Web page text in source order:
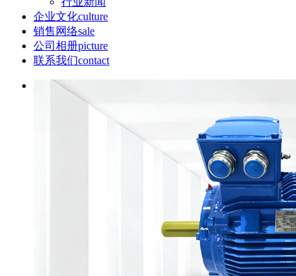
企业文化culture
销售网络sale
公司相册picture
联系我们contact